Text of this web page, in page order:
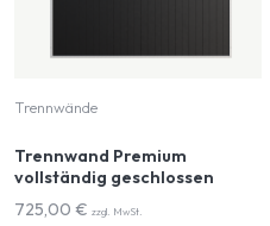
Trennwände
Trennwand Premium
vollständig geschlossen
725,00 € zzgl. MwSt.